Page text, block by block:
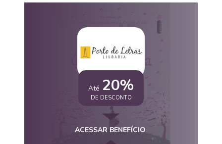
Até 20%
DE DESCONTO
ACESSAR BENEFÍCIO